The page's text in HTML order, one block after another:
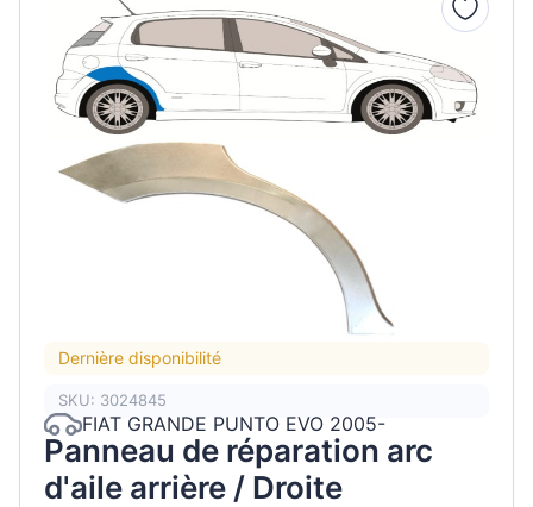
Dernière disponibilité
SKU: 3024845
FIAT GRANDE PUNTO EVO 2005-
Panneau de réparation arc
d'aile arrière / Droite